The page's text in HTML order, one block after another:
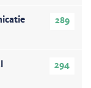
289
294